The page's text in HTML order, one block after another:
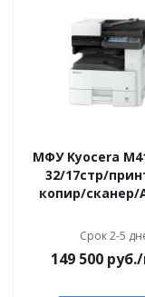
МФУ Kyocera
32/17стр/
копир/сканер/
Срок 2-5
149 500руб.